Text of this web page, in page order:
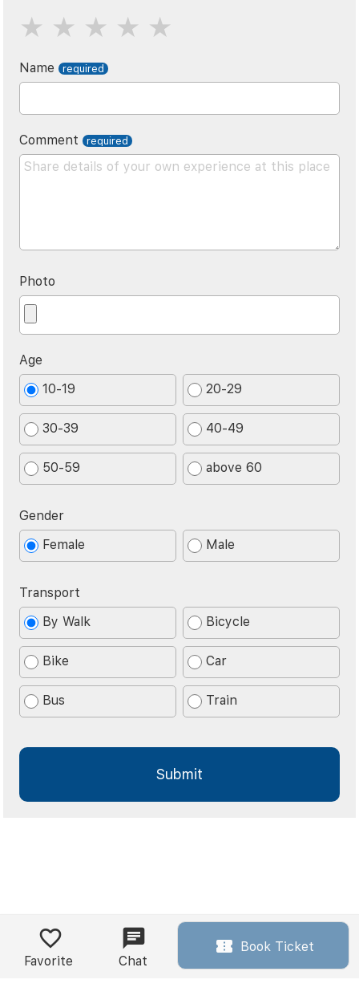
Name
Comment
Photo
Age
10-19
20-29
30-39 40-49
50-59 above 60
Gender
Female
Male
Transport
By Walk
Bicycle
Bike Car
Bus Train
Favorite Chat
Book Ticket